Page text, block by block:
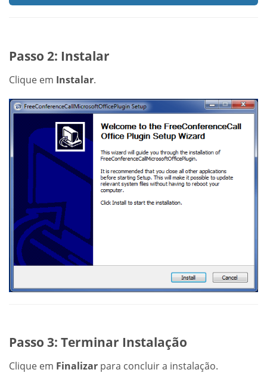
Passo 2: Instalar
Clique em Instalar.
Passo 3: Terminar Instalação
Clique em Finalizar para concluir a instalação.